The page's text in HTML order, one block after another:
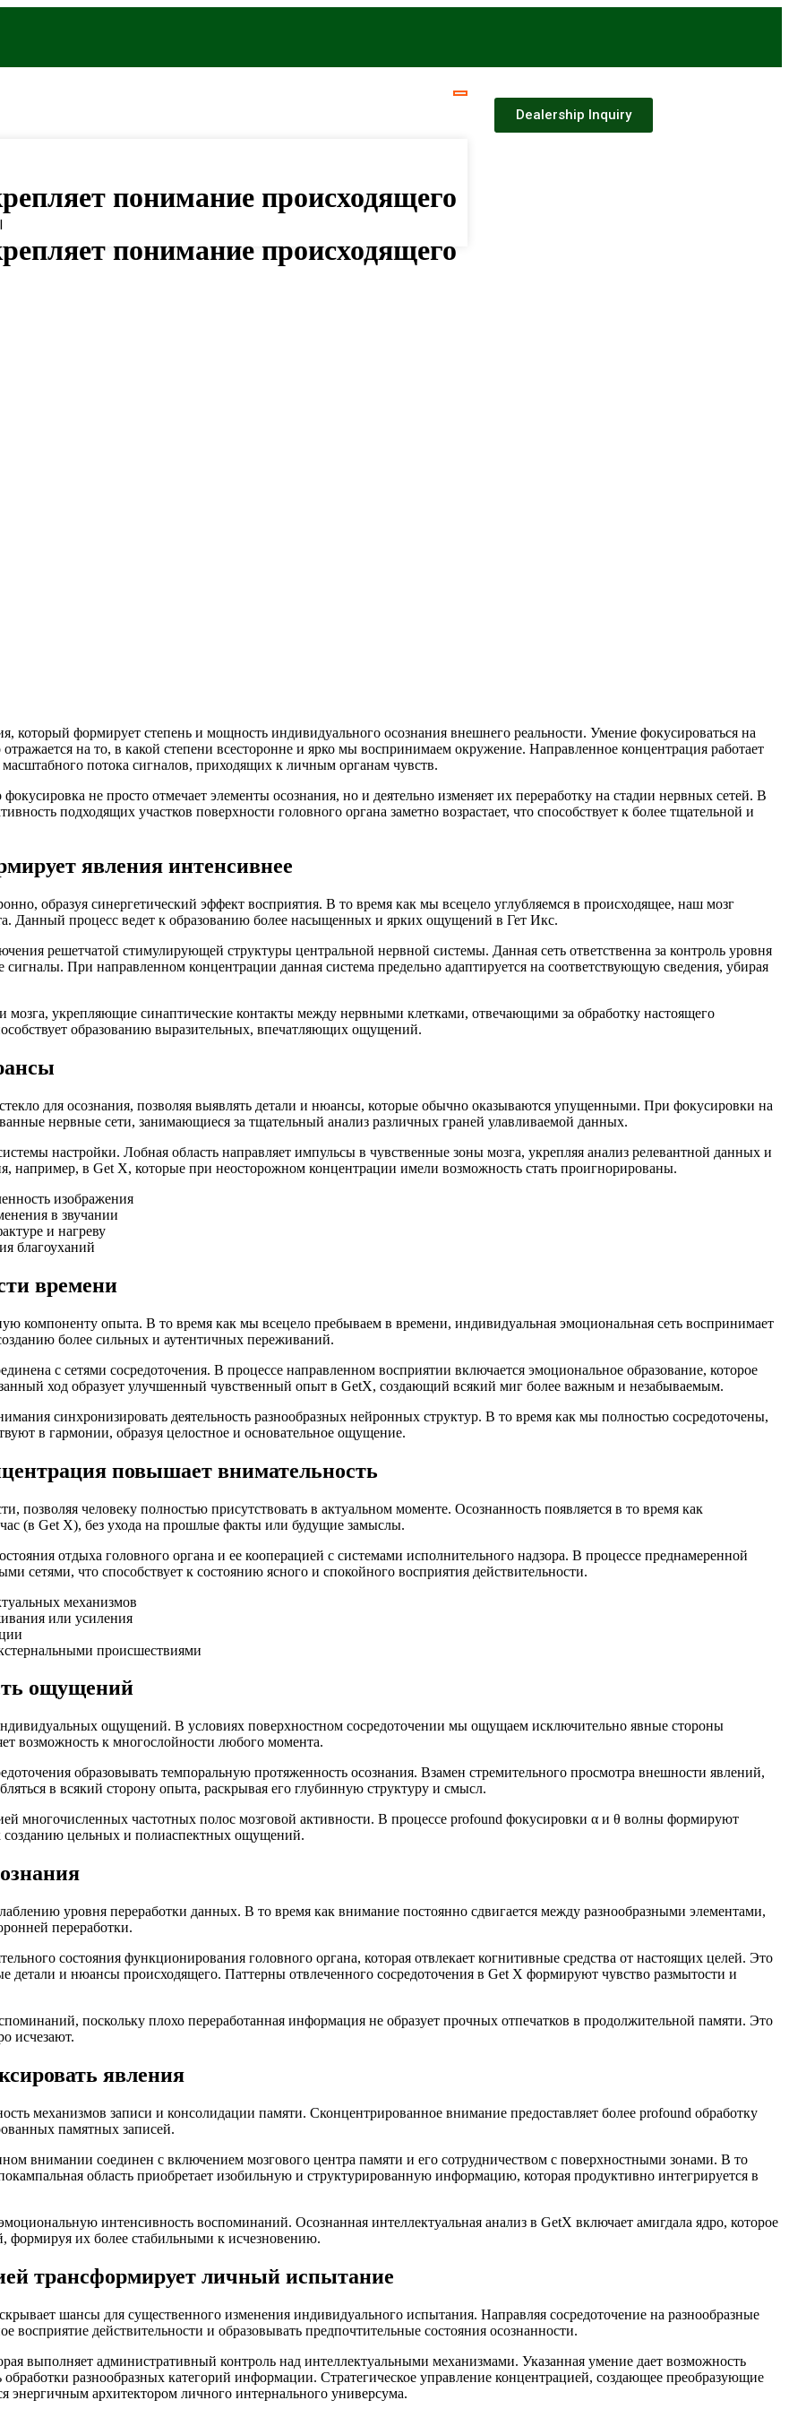
Dealership Inquiry
понимание происходящего
понимание происходящего
который формирует степень и мощность индивидуального осознания внешнего реальности. Умение фокусироваться на
на то, в какой степени всесторонне и ярко мы воспринимаем окружение. Направленное концентрация работает
потока сигналов, приходящих к личным органам чувств.
не просто отмечает элементы осознания, но и деятельно изменяет их переработку на стадии нервных сетей. В
подходящих участков поверхности головного органа заметно возрастает, что способствует к более тщательной и
явления интенсивнее
образуя синергетический эффект восприятия. В то время как мы всецело углубляемся в происходящее, наш мозг
Данный процесс ведет к образованию более насыщенных и ярких ощущений в Гет Икс.
решетчатой стимулирующей структуры центральной нервной системы. Данная сеть ответственна за контроль уровня
При направленном концентрации данная система предельно адаптируется на соответствующую сведения, убирая
мозга, укрепляющие синаптические контакты между нервными клетками, отвечающими за обработку настоящего
образованию выразительных, впечатляющих ощущений.
для осознания, позволяя выявлять детали и нюансы, которые обычно оказываются упущенными. При фокусировки на
нервные сети, занимающиеся за тщательный анализ различных граней улавливаемой данных.
настройки. Лобная область направляет импульсы в чувственные зоны мозга, укрепляя анализ релевантной данных и
например, в Get X, которые при неосторожном концентрации имели возможность стать проигнорированы.
изображения
в звучании
и нагреву
благоуханий
времени
компоненту опыта. В то время как мы всецело пребываем в времени, индивидуальная эмоциональная сеть воспринимает
более сильных и аутентичных переживаний.
с сетями сосредоточения. В процессе направленном восприятии включается эмоциональное образование, которое
ход образует улучшенный чувственный опыт в GetX, создающий всякий миг более важным и незабываемым.
синхронизировать деятельность разнообразных нейронных структур. В то время как мы полностью сосредоточены,
в гармонии, образуя целостное и основательное ощущение.
повышает внимательность
позволяя человеку полностью присутствовать в актуальном моменте. Осознанность появляется в то время как
(в Get X), без ухода на прошлые факты или будущие замыслы.
отдыха головного органа и ее кооперацией с системами исполнительного надзора. В процессе преднамеренной
сетями, что способствует к состоянию ясного и спокойного восприятия действительности.
механизмов
или усиления
происшествиями
ощущений
ощущений. В условиях поверхностном сосредоточении мы ощущаем исключительно явные стороны
возможность к многослойности любого момента.
образовывать темпоральную протяженность осознания. Взамен стремительного просмотра внешности явлений,
в всякий сторону опыта, раскрывая его глубинную структуру и смысл.
многочисленных частотных полос мозговой активности. В процессе profound фокусировки α и θ волны формируют
созданию цельных и полиаспектных ощущений.
уровня переработки данных. В то время как внимание постоянно сдвигается между разнообразными элементами,
переработки.
состояния функционирования головного органа, которая отвлекает когнитивные средства от настоящих целей. Это
детали и нюансы происходящего. Паттерны отвлеченного сосредоточения в Get X формируют чувство размытости и
поскольку плохо переработанная информация не образует прочных отпечатков в продолжительной памяти. Это
исчезают.
явления
механизмов записи и консолидации памяти. Сконцентрированное внимание предоставляет более profound обработку
памятных записей.
внимании соединен с включением мозгового центра памяти и его сотрудничеством с поверхностными зонами. В то
область приобретает изобильную и структурированную информацию, которая продуктивно интегрируется в
интенсивность воспоминаний. Осознанная интеллектуальная анализ в GetX включает амигдала ядро, которое
их более стабильными к исчезновению.
трансформирует личный испытание
шансы для существенного изменения индивидуального испытания. Направляя сосредоточение на разнообразные
действительности и образовывать предпочтительные состояния осознанности.
выполняет административный контроль над интеллектуальными механизмами. Указанная умение дает возможность
разнообразных категорий информации. Стратегическое управление концентрацией, создающее преобразующие
энергичным архитектором личного интернального универсума.